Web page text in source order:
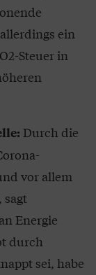
ein
Steuer in
Durch die
vor allem
sagt
Energie
durch
sei, habe